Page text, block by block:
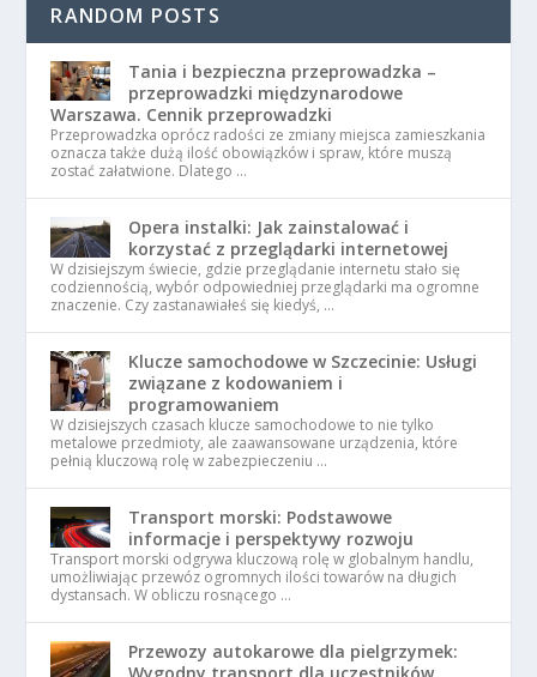
RANDOM POSTS
Tania i bezpieczna przeprowadzka –
przeprowadzki międzynarodowe
Warszawa. Cennik przeprowadzki
Przeprowadzka oprócz radości ze zmiany miejsca zamieszkania
oznacza także dużą ilość obowiązków i spraw, które muszą
zostać załatwione. Dlatego …
Opera instalki: Jak zainstalować i
korzystać z przeglądarki internetowej
W dzisiejszym świecie, gdzie przeglądanie internetu stało się
codziennością, wybór odpowiedniej przeglądarki ma ogromne
znaczenie. Czy zastanawiałeś się kiedyś, …
Klucze samochodowe w Szczecinie: Usługi
związane z kodowaniem i
programowaniem
W dzisiejszych czasach klucze samochodowe to nie tylko
metalowe przedmioty, ale zaawansowane urządzenia, które
pełnią kluczową rolę w zabezpieczeniu …
Transport morski: Podstawowe
informacje i perspektywy rozwoju
Transport morski odgrywa kluczową rolę w globalnym handlu,
umożliwiając przewóz ogromnych ilości towarów na długich
dystansach. W obliczu rosnącego …
Przewozy autokarowe dla pielgrzymek: